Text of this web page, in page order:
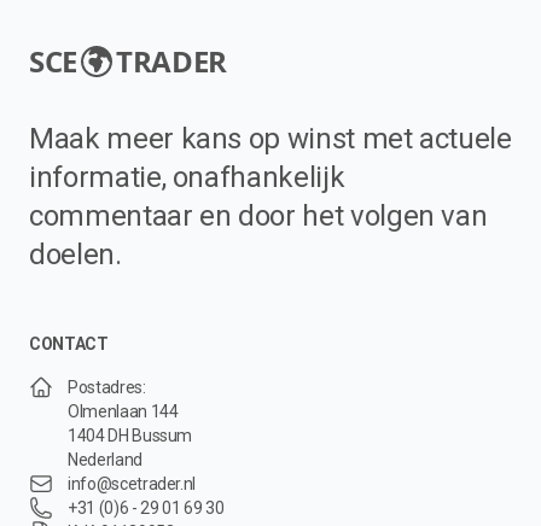
SCE TRADER
Maak meer kans op winst met actuele
informatie, onafhankelijk
commentaar en door het volgen van
doelen.
CONTACT
Postadres:
Olmenlaan 144
1404 DH Bussum
Nederland
info@scetrader.nl
+31 (0)6 - 29 01 69 30